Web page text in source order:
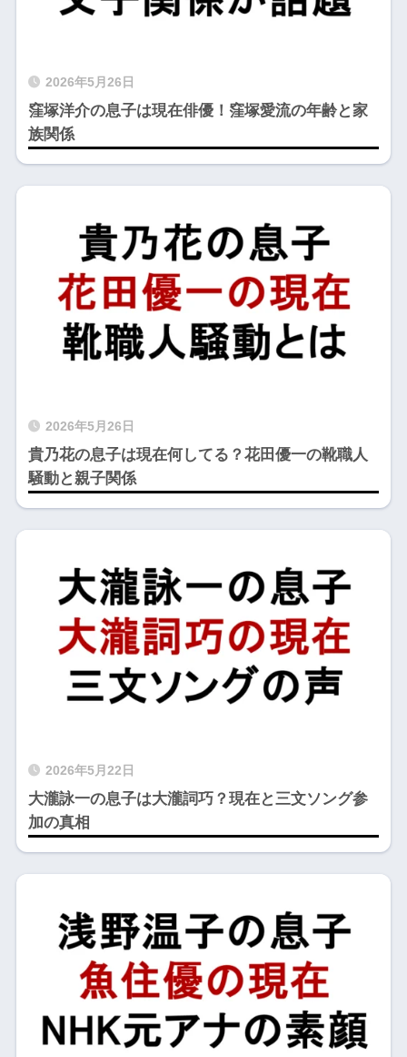
2026年5月26日
窪塚洋介の息子は現在俳優！窪塚愛流の年齢と家
族関係
2026年5月26日
貴乃花の息子は現在何してる？花田優一の靴職人
騒動と親子関係
2026年5月22日
大瀧詠一の息子は大瀧詞巧？現在と三文ソング参
加の真相